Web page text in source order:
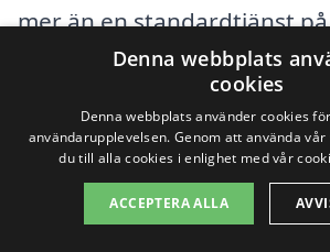
mer än en standardtjänst
För att få en exakt
rekommenderat att begära
flera städfirmor. På så sätt
överblick över vilka
och kan välja det bästa
Denna webbplats
cookies
Denna webbplats använder cookies
användarupplevelsen. Genom att använda
du till alla cookies i enlighet med vår
ACCEPTERA ALLA